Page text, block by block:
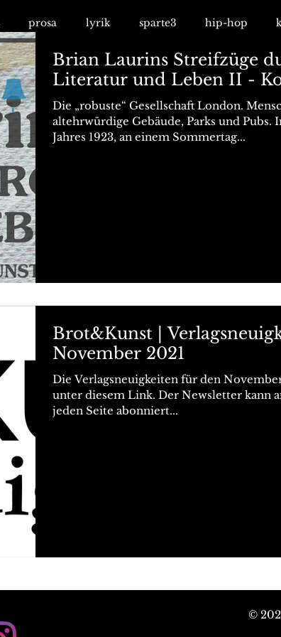
prosa lyrik sparte3 hip-hop
Brian Laurins Streifzüge
Literatur und Leben II -
Die „robuste“ Gesellschaft London.
altehrwürdige Gebäude, Parks und Pubs.
Jahres 1923, an einem Sommertag...
Brot&Kunst |
November 2021
Die Verlagsneuigkeiten für den
unter diesem Link. Der Newsletter kann
jeden Seite abonniert...
©